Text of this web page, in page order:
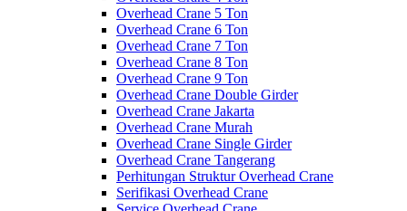
Overhead Crane 5 Ton
Overhead Crane 6 Ton
Overhead Crane 7 Ton
Overhead Crane 8 Ton
Overhead Crane 9 Ton
Overhead Crane Double Girder
Overhead Crane Jakarta
Overhead Crane Murah
Overhead Crane Single Girder
Overhead Crane Tangerang
Perhitungan Struktur Overhead Crane
Serifikasi Overhead Crane